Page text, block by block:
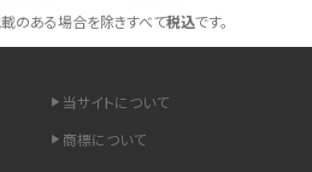
法9選！設定の確認手順も解説
のある場合を除きすべて税込です。
当サイトについて
商標について